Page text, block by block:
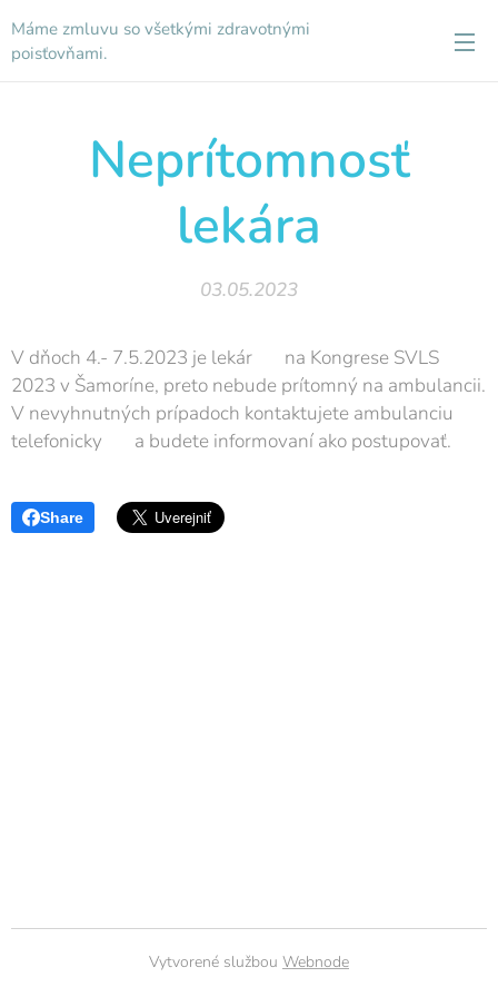
Máme zmluvu so všetkými zdravotnými
poisťovňami.
Neprítomnosť
lekára
03.05.2023
V dňoch 4.- 7.5.2023 je lekár 👨‍⚕️ na Kongrese SVLS
2023 v Šamoríne, preto nebude prítomný na ambulancii.
V nevyhnutných prípadoch kontaktujete ambulanciu
telefonicky 📞 a budete informovaní ako postupovať. 😉
Share
Vytvorené službou Webnode